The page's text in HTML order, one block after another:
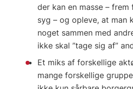
der kan en masse –
syg – og opleve, at man
noget sammen med
ikke skal ”tage sig af”
Et miks af forskellige
mange forskellige